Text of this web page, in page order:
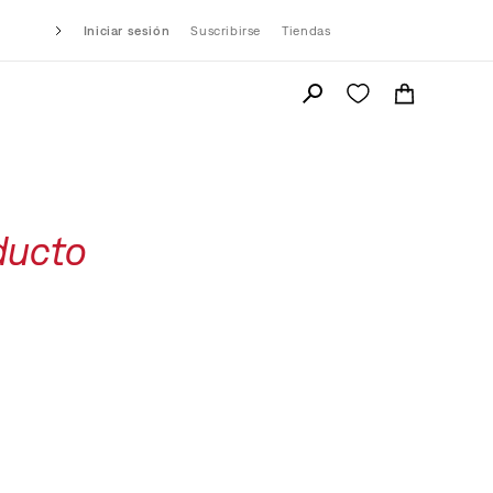
Iniciar sesión Suscribirse Tiendas